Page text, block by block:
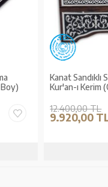
Kanat Sandıklı
Kur'an-ı Kerim
12.400,00 TL
9.920,00